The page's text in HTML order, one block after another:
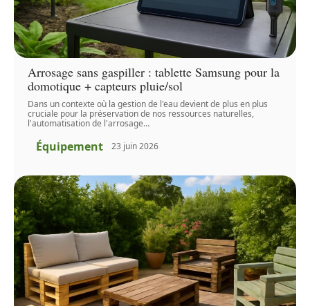
Arrosage sans gaspiller : tablette Samsung pour la
domotique + capteurs pluie/sol
Dans un contexte où la gestion de l'eau devient de plus en plus
cruciale pour la préservation de nos ressources naturelles,
l'automatisation de l'arrosage…
Équipement 23 juin 2026